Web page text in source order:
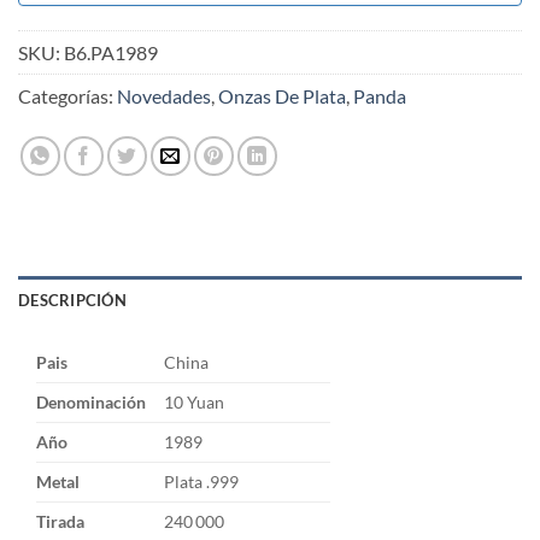
SKU: B6.PA1989
Categorías: Novedades,Onzas De Plata, Panda
DESCRIPCIÓN
Pais
China
Denominación
10 Yuan
Año
1989
Metal
Plata .999
Tirada
240 000